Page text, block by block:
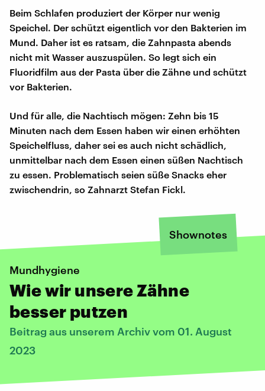
Beim Schlafen produziert der Körper nur wenig
Speichel. Der schützt eigentlich vor den Bakterien im
Mund. Daher ist es ratsam, die Zahnpasta abends
nicht mit Wasser auszuspülen. So legt sich ein
Fluoridfilm aus der Pasta über die Zähne und schützt
vor Bakterien.
Und für alle, die Nachtisch mögen: Zehn bis 15
Minuten nach dem Essen haben wir einen erhöhten
Speichelfluss, daher sei es auch nicht schädlich,
unmittelbar nach dem Essen einen süßen Nachtisch
zu essen. Problematisch seien süße Snacks eher
zwischendrin, so Zahnarzt Stefan Fickl.
Shownotes
Mundhygiene
Wie wir unsere Zähne
besser putzen
Beitrag aus unserem Archiv vom 01. August
2023